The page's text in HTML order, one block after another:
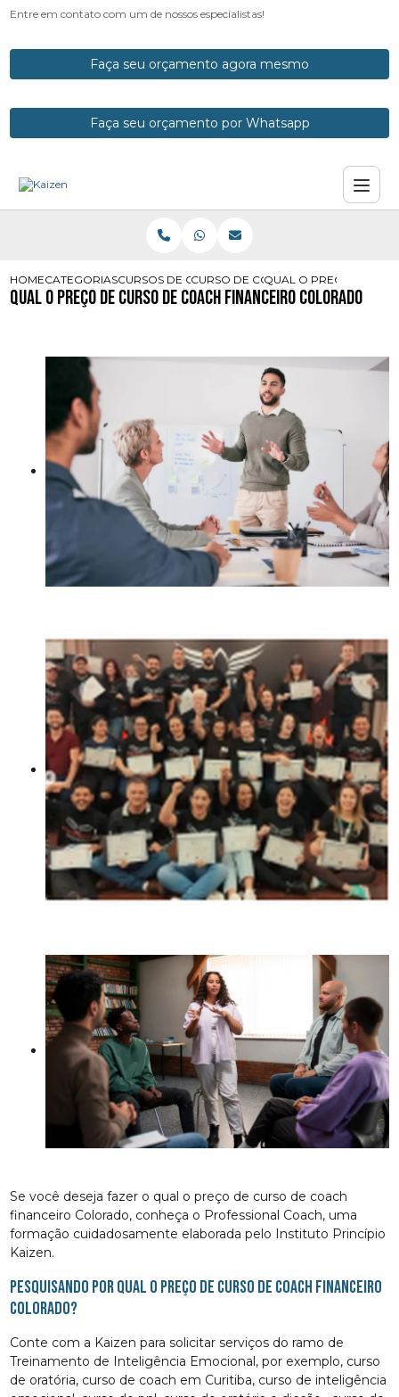
Entre em contato com um de nossos especialistas!
Faça seu orçamento agora mesmo
Faça seu orçamento por Whatsapp
HOMECATEGORIASCURSOS DE COACHCURSO DE COACH PARANA
QUAL O PRECO DE
Qual o Preço de Curso de Coach Financeiro Colorado
Se você deseja fazer o qual o preço de curso de coach
financeiro Colorado, conheça o Professional Coach, uma
formação cuidadosamente elaborada pelo Instituto Princípio
Kaizen.
Pesquisando por qual o preço de curso de coach financeiro
Colorado?
Conte com a Kaizen para solicitar serviços do ramo de
Treinamento de Inteligência Emocional, por exemplo, curso
de oratória, curso de coach em Curitiba, curso de inteligência